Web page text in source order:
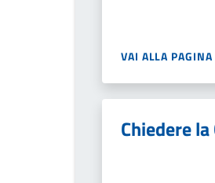
VAI ALLA PAGINA
Chiedere